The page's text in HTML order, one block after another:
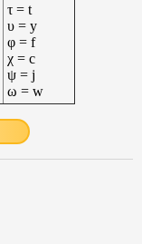
τ = t
υ = y
φ = f
χ = c
ψ = j
ω = w